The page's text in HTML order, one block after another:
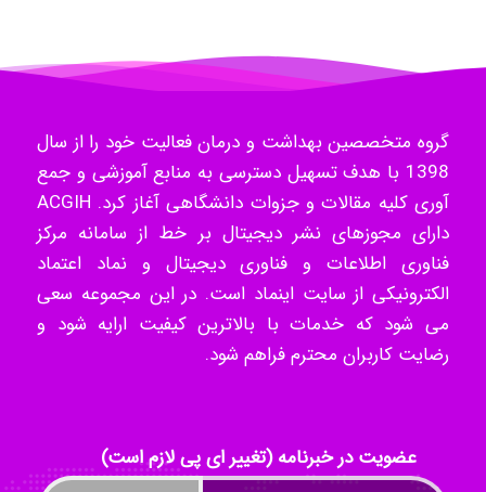
Mohammad
Tavan
akhtar shahsavandi
ayda habibnejad
گروه متخصصین بهداشت و درمان فعالیت خود را از سال
1398 با هدف تسهیل دسترسی به منابع آموزشی و جمع
آوری کلیه مقالات و جزوات دانشگاهی آغاز کرد. ACGIH
دارای مجوزهای نشر دیجیتال بر خط از سامانه مرکز
فناوری اطلاعات و فناوری دیجیتال و نماد اعتماد
الکترونیکی از سایت اینماد است. در این مجموعه سعی
می شود که خدمات با بالاترین کیفیت ارایه شود و
رضایت کاربران محترم فراهم شود.
عضویت در خبرنامه (تغییر ای پی لازم است)